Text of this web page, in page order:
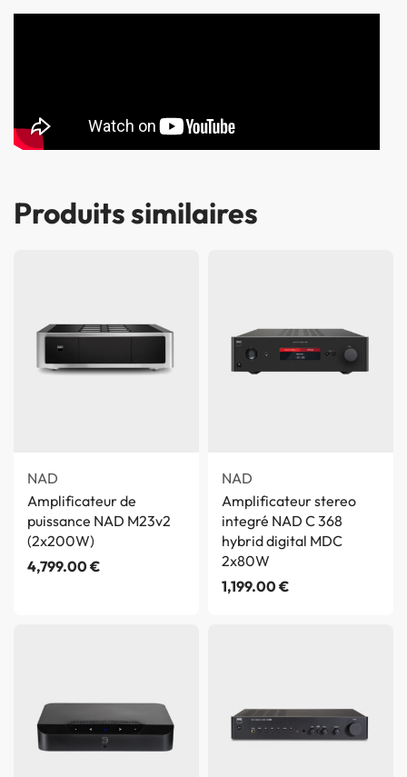
Produits similaires
NAD
Amplificateur de
puissance NAD M23v2
(2x200W)
4,799.00€
NAD
Amplificateur stereo
integré NAD C 368
hybrid digital MDC
2x80W
1,199.00€